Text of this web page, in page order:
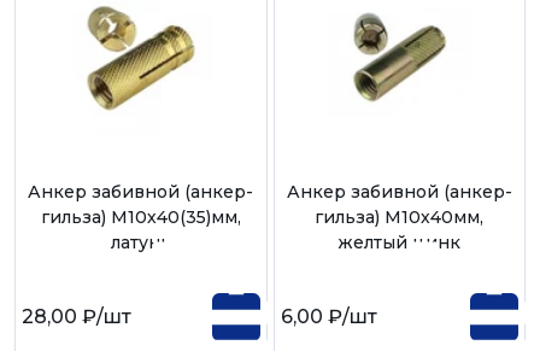
Анкер забивной (анкер-
гильза) М10х40(35)мм,
латунь
28,00 ₽/шт
Анкер забивной (анкер-
гильза) М10х40мм,
желтый цинк
6,00 ₽/шт